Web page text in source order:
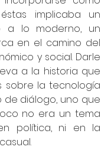
implicaba un
a lo moderno, un
en el camino del
y social. Darle
a la historia que
sobre la tecnología
de diálogo, uno que
no era un tema
política, ni en la